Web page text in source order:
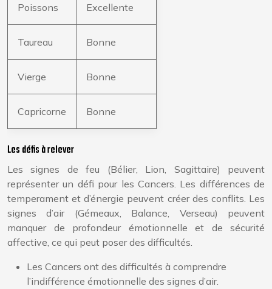
Poissons Excellente
Taureau Bonne
Vierge Bonne
Capricorne Bonne
Les défis à relever
Les signes de feu (Bélier, Lion, Sagittaire) peuvent
représenter un défi pour les Cancers. Les différences de
temperament et d’énergie peuvent créer des conflits. Les
signes d’air (Gémeaux, Balance, Verseau) peuvent
manquer de profondeur émotionnelle et de sécurité
affective, ce qui peut poser des difficultés.
Les Cancers ont des difficultés à comprendre
l’indifférence émotionnelle des signes d’air.